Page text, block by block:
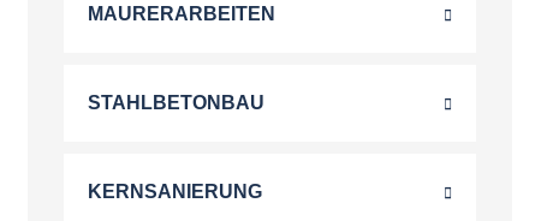
MAURERARBEITEN
STAHLBETONBAU
KERNSANIERUNG